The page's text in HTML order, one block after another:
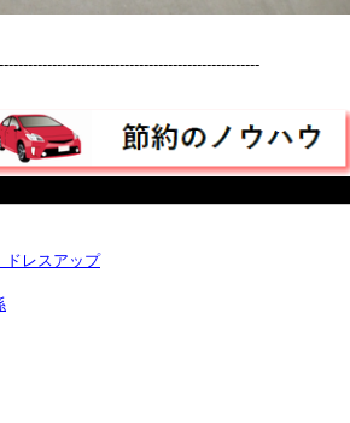
レスアップ